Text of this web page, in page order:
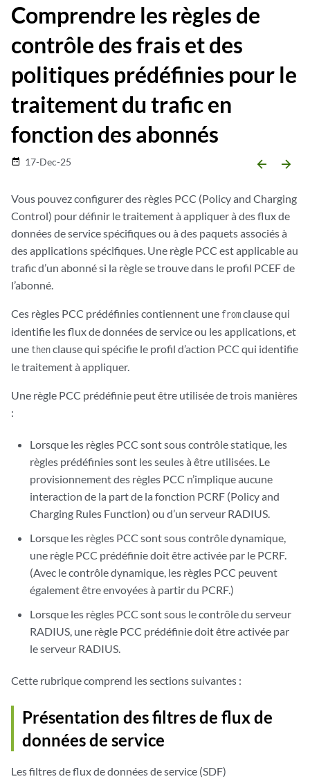
Comprendre les règles de
contrôle des frais et des
politiques prédéfinies pour le
traitement du trafic en
fonction des abonnés
date_range 17-Dec-25 arrow_backward arrow_forward
Vous pouvez configurer des règles PCC (Policy and Charging
Control) pour définir le traitement à appliquer à des flux de
données de service spécifiques ou à des paquets associés à
des applications spécifiques. Une règle PCC est applicable au
trafic d’un abonné si la règle se trouve dans le profil PCEF de
l’abonné.
Ces règles PCC prédéfinies contiennent une fromclause qui
identifie les flux de données de service ou les applications, et
une thenclause qui spécifie le profil d’action PCC qui identifie
le traitement à appliquer.
Une règle PCC prédéfinie peut être utilisée de trois manières
:
Lorsque les règles PCC sont sous contrôle statique, les
règles prédéfinies sont les seules à être utilisées. Le
provisionnement des règles PCC n’implique aucune
interaction de la part de la fonction PCRF (Policy and
Charging Rules Function) ou d’un serveur RADIUS.
Lorsque les règles PCC sont sous contrôle dynamique,
une règle PCC prédéfinie doit être activée par le PCRF.
(Avec le contrôle dynamique, les règles PCC peuvent
également être envoyées à partir du PCRF.)
Lorsque les règles PCC sont sous le contrôle du serveur
RADIUS, une règle PCC prédéfinie doit être activée par
le serveur RADIUS.
Cette rubrique comprend les sections suivantes :
Présentation des filtres de flux de
données de service
Les filtres de flux de données de service (SDF)